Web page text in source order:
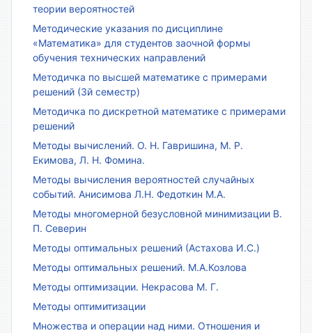
теории вероятностей
Методические указания по дисциплине
«Математика» для студентов заочной формы
обучения технических направлений
Методичка по высшей математике с примерами
решений (3й семестр)
Методичка по дискретной математике с примерами
решений
Методы вычислений. О. Н. Гавришина, М. Р.
Екимова, Л. Н. Фомина.
Методы вычисления вероятностей случайных
событий. Анисимова Л.Н. Федоткин М.А.
Методы многомерной безусловной минимизации В.
П. Северин
Методы оптимальных решений (Астахова И.С.)
Методы оптимальных решений. М.А.Козлова
Методы оптимизации. Некрасова М. Г.
Методы оптимитизации
Множества и операции над ними. Отношения и